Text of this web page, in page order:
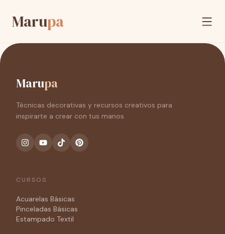
Marupa
Marupa
Técnicas decorativas y recursos creativos para
inspirarte a crear con tus manos.
CURSOS
Acuarelas Básicas
Pinceladas Básicas
Estampado Textil